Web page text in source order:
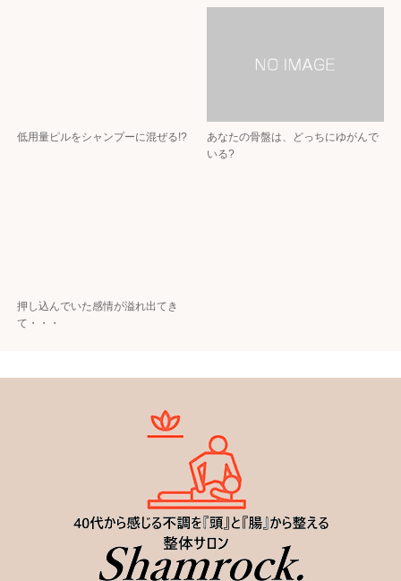
低用量ピルをシャンプーに混ぜる!?
あなたの骨盤は、どっちにゆがんで
いる?
押し込んでいた感情が溢れ出てき
て・・・